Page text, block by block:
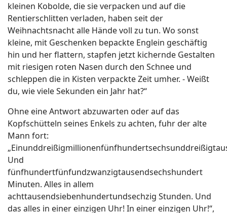
kleinen Kobolde, die sie verpacken und auf die
Rentierschlitten verladen, haben seit der
Weihnachtsnacht alle Hände voll zu tun. Wo sonst
kleine, mit Geschenken bepackte Englein geschäftig
hin und her flattern, stapfen jetzt kichernde Gestalten
mit riesigen roten Nasen durch den Schnee und
schleppen die in Kisten verpackte Zeit umher. - Weißt
du, wie viele Sekunden ein Jahr hat?“
Ohne eine Antwort abzuwarten oder auf das
Kopfschütteln seines Enkels zu achten, fuhr der alte
Mann fort:
Und
fünfhundertfünfundzwanzigtausendsechshundert
Minuten. Alles in allem
achttausendsiebenhundertundsechzig Stunden. Und
das alles in einer einzigen Uhr! In einer einzigen Uhr!“,